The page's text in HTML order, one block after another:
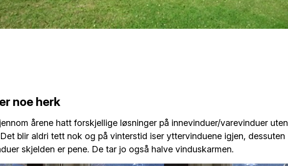
noe herk
årene hatt forskjellige løsninger på innevinduer/varevinduer uten
blir aldri tett nok og på vinterstid iser yttervinduene igjen, dessuten
skjelden er pene. De tar jo også halve vinduskarmen.